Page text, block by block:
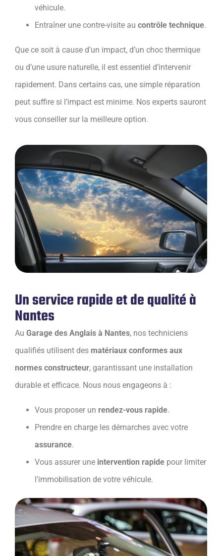
véhicule.
Entraîner une contre-visite au contrôle technique.
Que ce soit à cause d’un impact, d’un choc thermique
ou d’une usure naturelle, il est essentiel d’intervenir
rapidement. Dans certains cas, une simple réparation
peut suffire si l’impact est minime. Nos experts sauront
vous conseiller sur la meilleure option.
Un service rapide et de qualité à
Nantes
Au Garage des Anglais à Nantes, nos techniciens
qualifiés utilisent des matériaux conformes aux
normes constructeur, garantissant une installation
durable et efficace. Nous nous engageons à :
Vous proposer un rendez-vous rapide.
Prendre en charge les démarches avec votre
assurance.
Vous assurer une intervention rapide pour limiter
l’immobilisation de votre véhicule.